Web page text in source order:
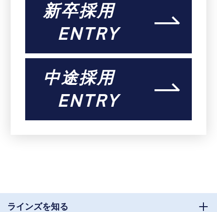
新卒採用
ENTRY
中途採用
ENTRY
ラインズを知る